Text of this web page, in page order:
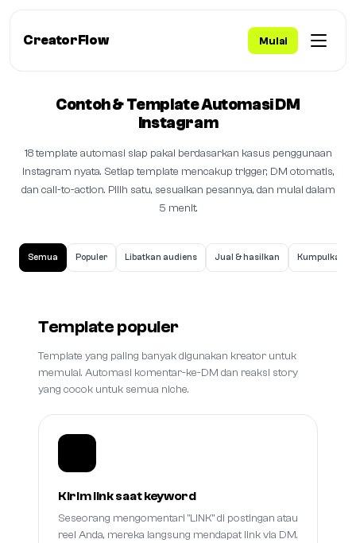
CreatorFlow Mulai
Contoh & Template Automasi DM
Instagram
18 template automasi siap pakai berdasarkan kasus penggunaan
Instagram nyata. Setiap template mencakup trigger, DM otomatis,
dan call-to-action. Pilih satu, sesuaikan pesannya, dan mulai dalam
5 menit.
Semua Populer Libatkan audiens Jual & hasilkan Kumpulkan
Template populer
Template yang paling banyak digunakan kreator untuk
memulai. Automasi komentar-ke-DM dan reaksi story
yang cocok untuk semua niche.
Kirim link saat keyword
Seseorang mengomentari "LINK" di postingan atau
reel Anda, mereka langsung mendapat link via DM.